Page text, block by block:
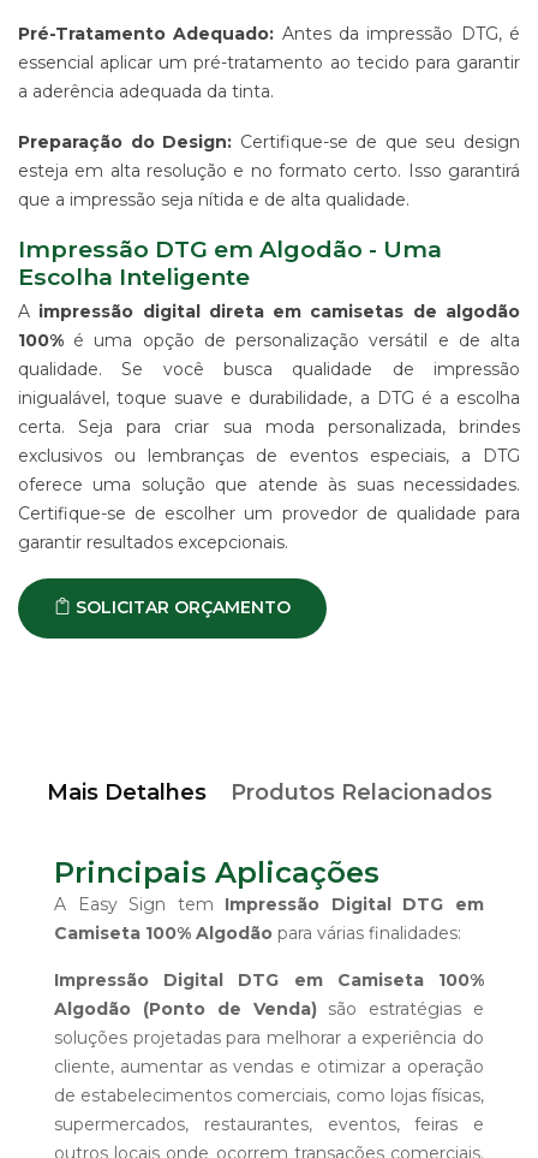
TRABALHE
CONOSCO
Pré-Tratamento Adequado: Antes da impressão DTG, é
essencial aplicar um pré-tratamento ao tecido para garantir
a aderência adequada da tinta.
Preparação do Design: Certifique-se de que seu design
esteja em alta resolução e no formato certo. Isso garantirá
que a impressão seja nítida e de alta qualidade.
Impressão DTG em Algodão - Uma
Escolha Inteligente
A impressão digital direta em camisetas de algodão
100% é uma opção de personalização versátil e de alta
qualidade. Se você busca qualidade de impressão
inigualável, toque suave e durabilidade, a DTG é a escolha
certa. Seja para criar sua moda personalizada, brindes
exclusivos ou lembranças de eventos especiais, a DTG
oferece uma solução que atende às suas necessidades.
Certifique-se de escolher um provedor de qualidade para
garantir resultados excepcionais.
SOLICITAR ORÇAMENTO
Mais Detalhes Produtos Relacionados
Principais Aplicações
A Easy Sign tem Impressão Digital DTG em
Camiseta 100% Algodão para várias finalidades:
Impressão Digital DTG em Camiseta 100%
Algodão (Ponto de Venda)são estratégias e
soluções projetadas para melhorar a experiência do
cliente, aumentar as vendas e otimizar a operação
de estabelecimentos comerciais, como lojas físicas,
supermercados, restaurantes, eventos, feiras e
outros locais onde ocorrem transações comerciais.